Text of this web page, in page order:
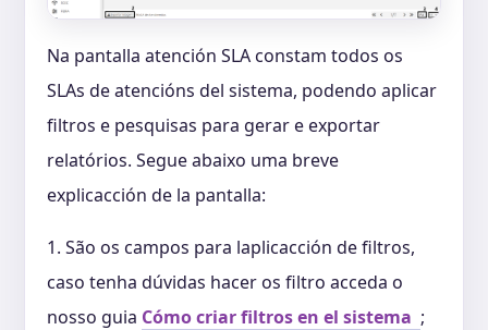
Na pantalla atención SLA constam todos os
SLAs de atencións del sistema, podendo aplicar
filtros e pesquisas para gerar e exportar
relatórios. Segue abaixo uma breve
explicacción de la pantalla:
1. São os campos para laplicacción de filtros,
caso tenha dúvidas hacer os filtro acceda o
nosso guia Cómo criar filtros en el sistema ;